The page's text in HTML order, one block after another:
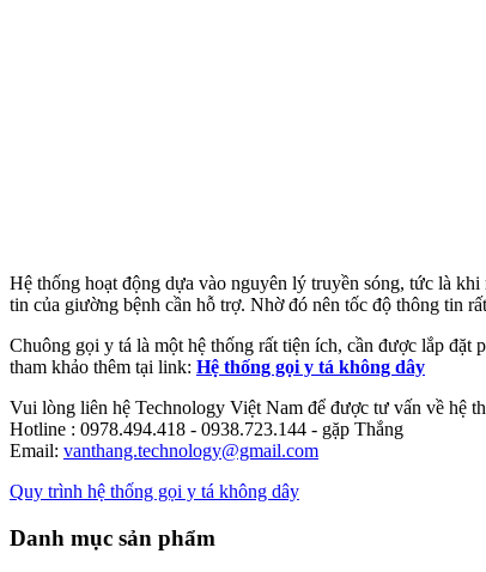
Hệ thống hoạt động dựa vào nguyên lý truyền sóng, tức là
tin của giường bệnh cần hỗ trợ. Nhờ đó nên tốc độ thông tin
Chuông gọi y tá là một hệ thống rất tiện ích, cần được lắp đặt
tham khảo thêm tại link: Hệ thống gọi y tá không dây
Vui lòng liên hệ Technology Việt Nam để được tư vấn về hệ
Hotline : 0978.494.418 - 0938.723.144 - gặp Thắng
Email: vanthang.technology@gmail.com
Quy trình hệ thống gọi y tá không dây
Danh mục sản phẩm